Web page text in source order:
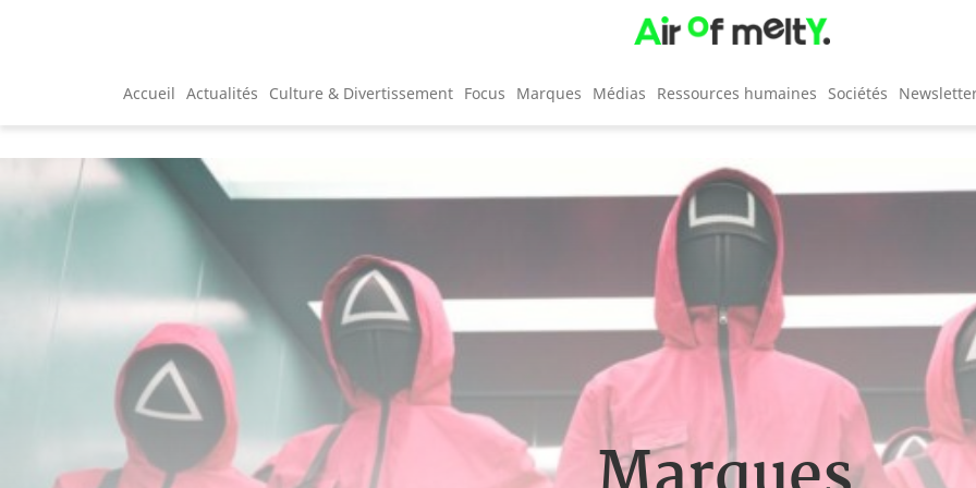
Accueil Actualités Culture & Divertissement Focus Marques Médias Ressources humaines Sociétés